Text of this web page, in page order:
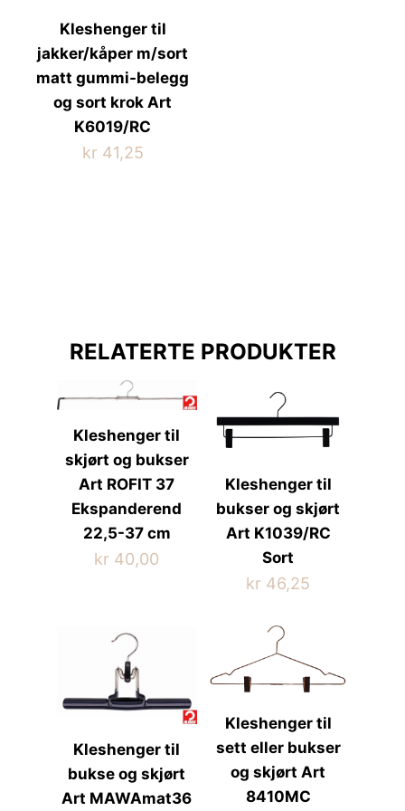
Kleshenger til
jakker/kåper m/sort
matt gummi-belegg
og sort krok Art
K6019/RC
kr 41,25
RELATERTE PRODUKTER
Kleshenger til
skjørt og bukser
Art ROFIT 37
Ekspanderend
22,5-37 cm
kr 40,00
Kleshenger til
bukser og skjørt
Art K1039/RC
Sort
kr 46,25
Kleshenger til
bukse og skjørt
Art MAWAmat36
Kleshenger til
sett eller bukser
og skjørt Art
8410MC